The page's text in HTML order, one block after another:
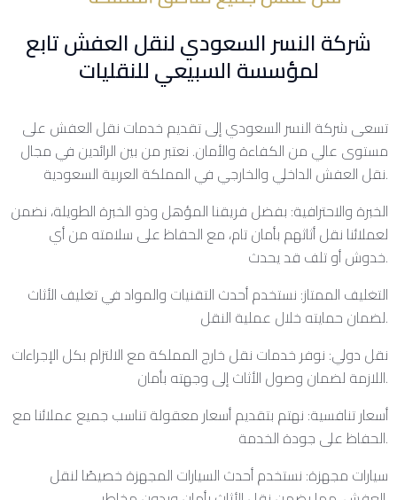
شركة النسر السعودي لنقل العفش تابع
لمؤسسة السبيعي للنقليات
تسعى شركة النسر السعودي إلى تقديم خدمات نقل العفش على
مستوى عالي من الكفاءة والأمان. نعتبر من بين الرائدين في مجال
نقل العفش الداخلي والخارجي في المملكة العربية السعودية.
الخبرة والاحترافية: بفضل فريقنا المؤهل وذو الخبرة الطويلة، نضمن
لعملائنا نقل أثاثهم بأمان تام، مع الحفاظ على سلامته من أي
خدوش أو تلف قد يحدث.
التغليف الممتاز: نستخدم أحدث التقنيات والمواد في تغليف الأثاث
لضمان حمايته خلال عملية النقل.
نقل دولي: نوفر خدمات نقل خارج المملكة مع الالتزام بكل الإجراءات
اللازمة لضمان وصول الأثاث إلى وجهته بأمان.
أسعار تنافسية: نهتم بتقديم أسعار معقولة تناسب جميع عملائنا مع
الحفاظ على جودة الخدمة.
سيارات مجهزة: نستخدم أحدث السيارات المجهزة خصيصًا لنقل